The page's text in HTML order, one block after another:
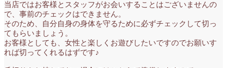
当店ではお客様とスタッフがお会いすることはございませんの
で、事前のチェックはできません。
そのため、自分自身の身体を守るために必ずチェックして切っ
てもらいましょう。
お客様としても、女性と楽しくお遊びしたいですのでお願いす
れば切ってくれるはずです♪